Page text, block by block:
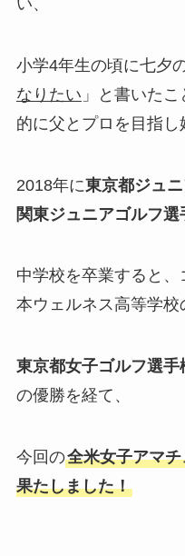
小学4年生の頃に七夕
なりたい 」と書いた
的に父とプロを目指し
2018年に東京都ジュ
関東ジュニアゴルフ選
中学校を卒業すると
本ウェルネス高等学校
東京都女子ゴルフ選手
の優勝を経て、
今回の全米女子アマ
果たしました！